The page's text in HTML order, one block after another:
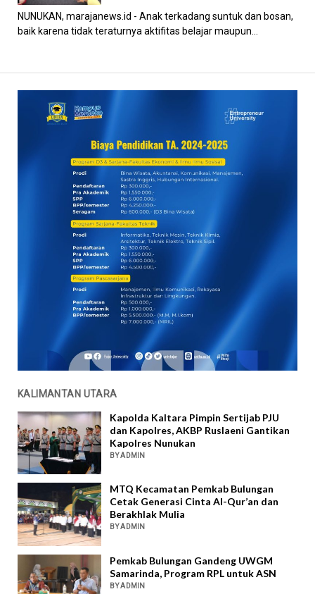
NUNUKAN, marajanews.id - Anak terkadang suntuk dan bosan,
baik karena tidak teraturnya aktifitas belajar maupun...
KALIMANTAN UTARA
Kapolda Kaltara Pimpin Sertijab PJU
dan Kapolres, AKBP Ruslaeni Gantikan
Kapolres Nunukan
BY ADMIN
MTQ Kecamatan Pemkab Bulungan
Cetak Generasi Cinta Al-Qur’an dan
Berakhlak Mulia
BY ADMIN
Pemkab Bulungan Gandeng UWGM
Samarinda, Program RPL untuk ASN
BY ADMIN